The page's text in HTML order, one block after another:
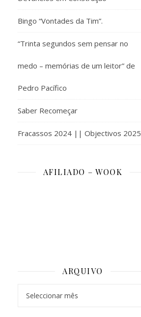
Bingo “Vontades da Tim”.
“Trinta segundos sem pensar no
medo – memórias de um leitor” de
Pedro Pacífico
Saber Recomeçar
Fracassos 2024 || Objectivos 2025
AFILIADO – WOOK
ARQUIVO